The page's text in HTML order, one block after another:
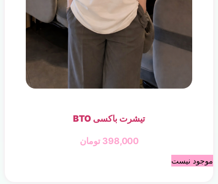
تیشرت باکسی BTO
398,000 تومان
موجود نیست